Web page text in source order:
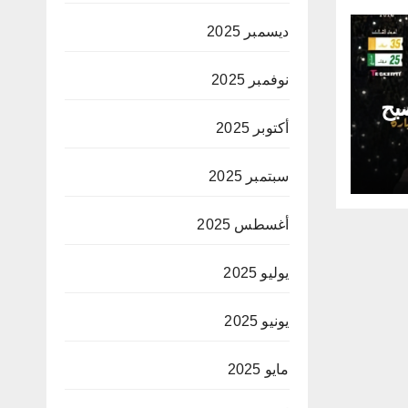
ديسمبر 2025
نوفمبر 2025
أكتوبر 2025
سبتمبر 2025
أغسطس 2025
يوليو 2025
يونيو 2025
مايو 2025